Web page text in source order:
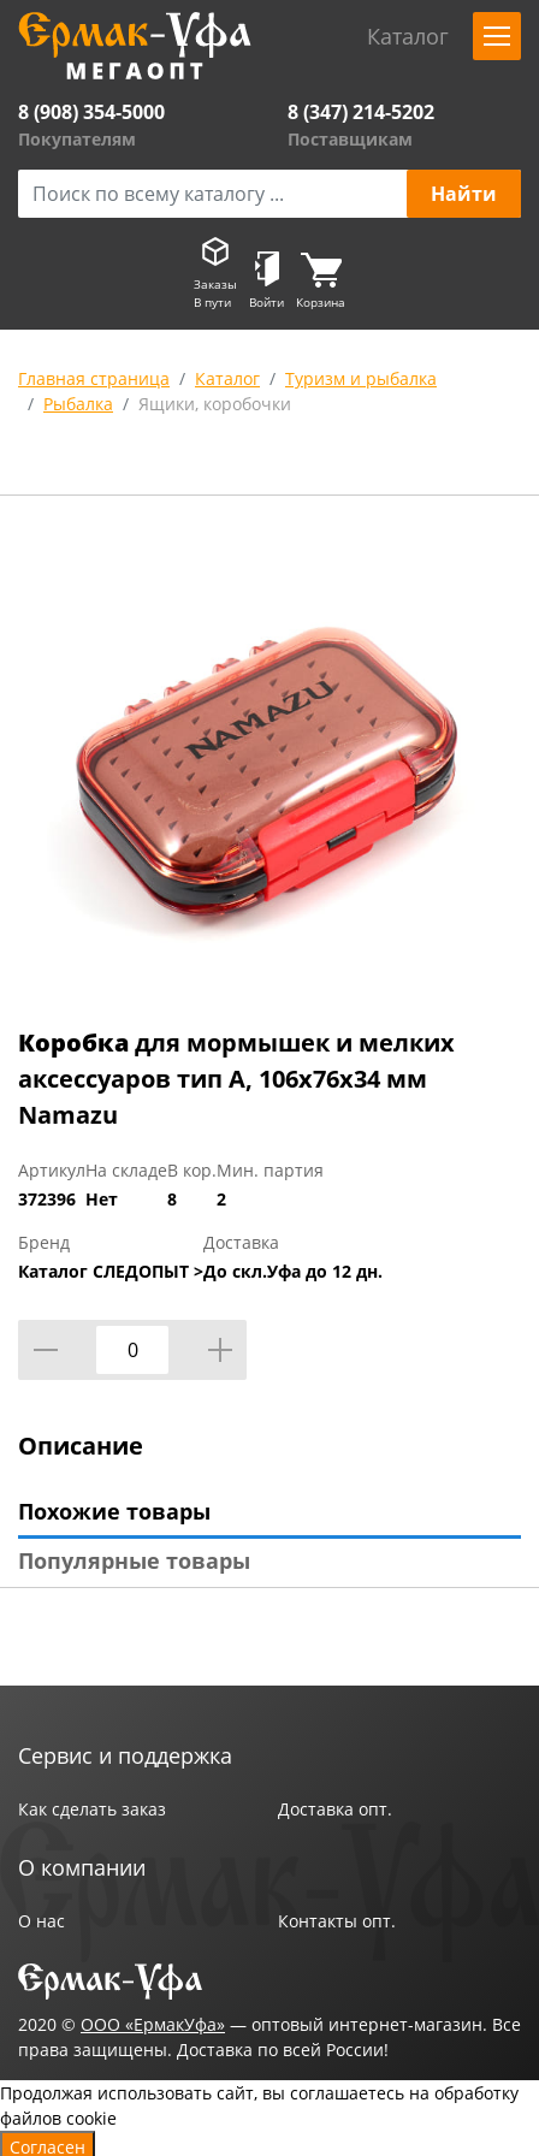
Каталог
8 (908) 354-5000
Покупателям
8 (347) 214-5202
Поставщикам
Заказы
В пути
Войти Корзина
Главная страница Каталог
Туризм и рыбалка
Рыбалка
Ящики, коробочки
Коробкадля мормышек и мелких
аксессуаров тип А, 106х76х34 мм
Namazu
Артикул
372396
На складе
Нет
В кор.
8
Мин. партия
2
Бренд
Каталог СЛЕДОПЫТ >
Доставка
До скл.Уфа до 12 дн.
Описание
Похожие товары
Популярные товары
Сервис и поддержка
Как сделать заказ Доставка опт.
О компании
О нас Контакты опт.
2020 © ООО «ЕрмакУфа» — оптовый интернет-магазин. Все
права защищены. Доставка по всей России!
Продолжая использовать сайт, вы соглашаетесь на обработку
файлов cookie
Согласен